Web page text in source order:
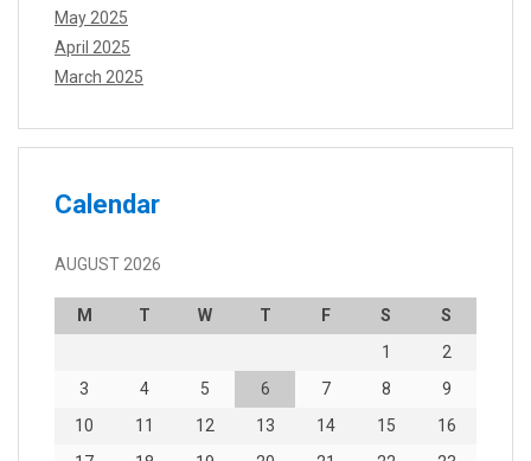
May 2025
April 2025
March 2025
Calendar
AUGUST 2026
M T W T F S
S
1
2
3
4 5 6 7 8
9
10
11 12 13 14 15
16